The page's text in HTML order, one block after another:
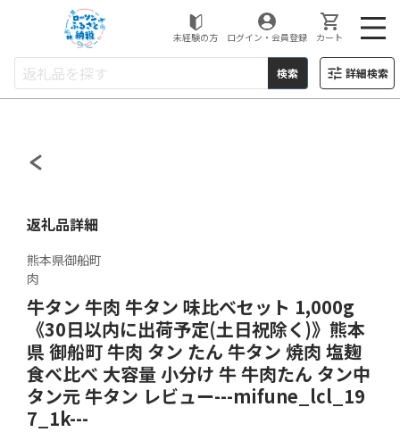
ローソンふるさと納税
未経験の方 ログイン・会員登録 カート
検索 詳細検索
返礼品詳細
熊本県御船町
肉
牛タン 牛肉 牛タン 味比べセット 1,000g
《30日以内に出荷予定(土日祝除く)》熊本
県 御船町 牛肉 タン たん 牛タン 焼肉 塩麹
食べ比べ 大容量 小分け 牛 牛肉たん タン中
タン元 牛タン レビュー---mifune_lcl_19
7_1k---